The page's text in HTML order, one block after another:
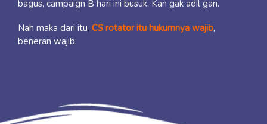
bagus, campaign B hari ini busuk. Kan gak adil gan.
Nah maka dari itu, CS rotator itu hukumnya wajib,
beneran wajib.